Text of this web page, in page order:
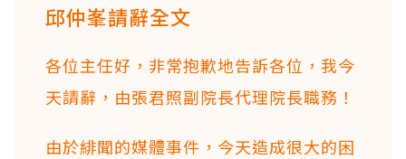
邱仲峯請辭全文
各位主任好，非常抱歉地告訴各位，我今
天請辭，由張君照副院長代理院長職務！
由於緋聞的媒體事件，今天造成很大的困